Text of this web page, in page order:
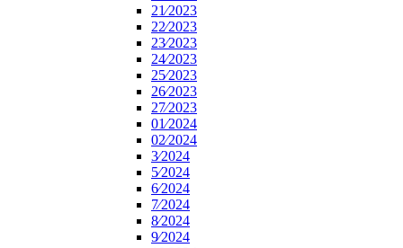
21⁄2023
22⁄2023
23⁄2023
24⁄2023
25⁄2023
26⁄2023
27⁄2023
01⁄2024
02⁄2024
3⁄2024
5⁄2024
6⁄2024
7⁄2024
8⁄2024
9⁄2024